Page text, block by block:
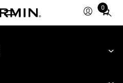
0
Total
items
cart: